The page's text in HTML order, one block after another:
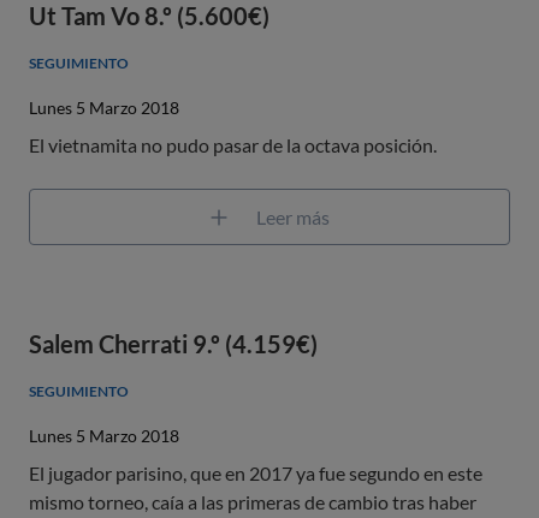
Ut Tam Vo 8.º (5.600€)
SEGUIMIENTO
Lunes 5 Marzo 2018
El vietnamita no pudo pasar de la octava posición.
Leer más
Salem Cherrati 9.º (4.159€)
SEGUIMIENTO
Lunes 5 Marzo 2018
El jugador parisino, que en 2017 ya fue segundo en este
mismo torneo, caía a las primeras de cambio tras haber